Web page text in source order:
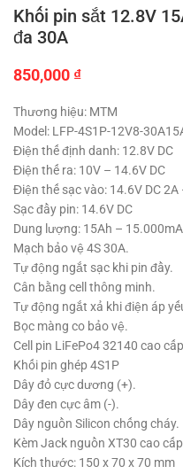
Khối pin sắt 12.8V
đa 30A
850,000 ₫
Thương hiệu: MTM
Model: LFP-4S1P-12V8-
Điện thế định danh: 12.8V DC
Điện thế ra: 10V – 14.6V DC
Điện thế sạc vào: 14.6V DC 2A
Sạc đầy pin: 14.6V DC
Dung lượng: 15Ah –
Mạch bảo vệ 4S 30A.
Tự động ngắt sạc khi pin đầy.
Cân bằng cell thông minh.
Tự động ngắt xả khi điện áp
Bọc màng co bảo vệ.
Cell pin LiFePo4 32140 cao
Khối pin ghép 4S1P
Dây đỏ cực dương (+).
Dây đen cực âm (-).
Dây nguồn Silicon chống cháy.
Kèm Jack nguồn XT30 cao
Kích thước: 150 x 70 x 70 mm